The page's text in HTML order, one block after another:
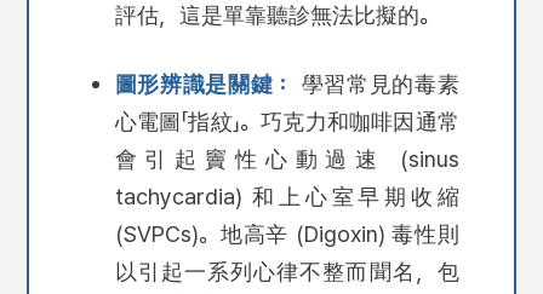
評估，這是單靠聽診無法比擬的。
圖形辨識是關鍵：
學習常見的毒素
心電圖「指紋」。巧克力和咖啡因通常
會引起竇性心動過速 (sinus
tachycardia) 和上心室早期收縮
(SVPCs)。地高辛 (Digoxin) 毒性則
以引起一系列心律不整而聞名，包